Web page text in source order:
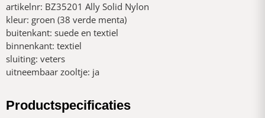
artikelnr: BZ35201 Ally Solid Nylon
kleur: groen (38 verde menta)
buitenkant: suede en textiel
binnenkant: textiel
sluiting: veters
uitneembaar zooltje: ja
Productspecificaties